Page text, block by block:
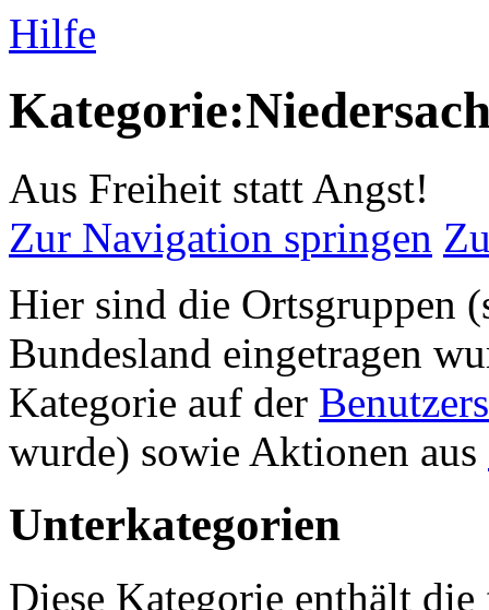
Hilfe
Aus Freiheit statt Angst!
Zur Navigation springen
Hier sind die Ortsgruppen
Bundesland eingetragen
Kategorie auf der
wurde) sowie Aktionen aus
Unterkategorien
Diese Kategorie enthält